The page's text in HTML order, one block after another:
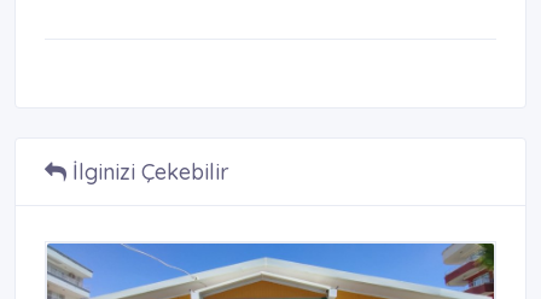
İlginizi Çekebilir